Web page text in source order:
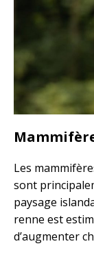
Les
sont
paysage
renne est
d’augmenter